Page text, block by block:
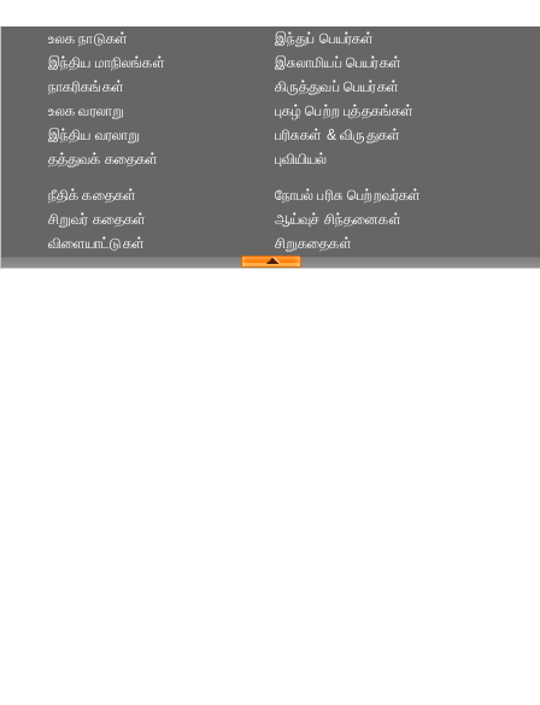
உலக நாடுகள்
இந்திய மாநிலங்கள்
நாகரிகங்கள்
இந்துப் பெயர்கள்
இசுலாமியப் பெயர்கள்
கிருத்துவப் பெயர்கள்
உலக வரலாறு
இந்திய வரலாறு
தத்துவக் கதைகள்
புகழ் பெற்ற புத்தகங்கள்
பரிசுகள் & விருதுகள்
புவியியல்
நீதிக் கதைகள்
சிறுவர் கதைகள்
விளையாட்டுகள்
நோபல் பரிசு‎ பெற்றவர்‎கள்
ஆய்வுச் சிந்தனைகள்
சிறுகதைகள்